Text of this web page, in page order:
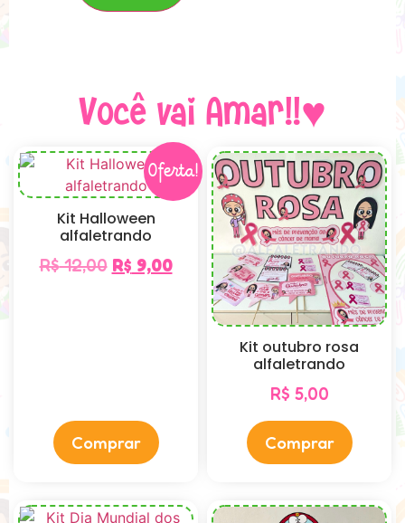
Você vai Amar!!♥
Oferta!
Kit Halloween
alfaletrando
R$12,00 R$ 9,00
Comprar
Kit outubro rosa
alfaletrando
R$ 5,00
Comprar